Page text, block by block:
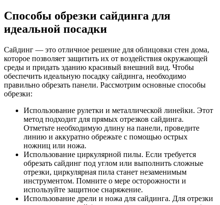
Способы обрезки сайдинга для
идеальной посадки
Сайдинг — это отличное решение для облицовки стен дома,
которое позволяет защитить их от воздействия окружающей
среды и придать зданию красивый внешний вид. Чтобы
обеспечить идеальную посадку сайдинга, необходимо
правильно обрезать панели. Рассмотрим основные способы
обрезки:
Использование рулетки и металлической линейки. Этот
метод подходит для прямых отрезков сайдинга.
Отметьте необходимую длину на панели, проведите
линию и аккуратно обрежьте с помощью острых
ножниц или ножа.
Использование циркулярной пилы. Если требуется
обрезать сайдинг под углом или выполнить сложные
отрезки, циркулярная пила станет незаменимым
инструментом. Помните о мере осторожности и
используйте защитное снаряжение.
Использование дрели и ножа для сайдинга. Для отрезки